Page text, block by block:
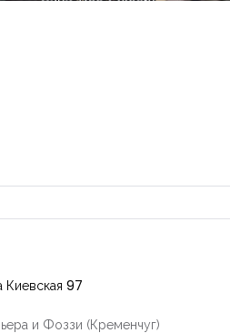
Киевская 97
и Фоззи (Кременчуг)